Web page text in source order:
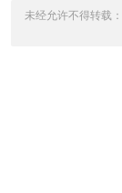
未经允许不得转载：